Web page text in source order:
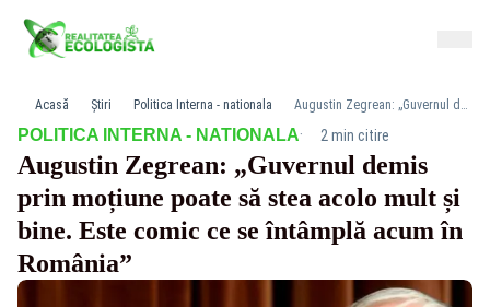
Acasă Știri Politica Interna - nationala Augustin Zegrean: „Guvernul demis prin moțiune poate să stea acolo mult și bine. Este comic ce se întâmplă acum în România”
POLITICA INTERNA - NATIONALA· 2 min citire
Augustin Zegrean: „Guvernul demis
prin moțiune poate să stea acolo mult și
bine. Este comic ce se întâmplă acum în
România”